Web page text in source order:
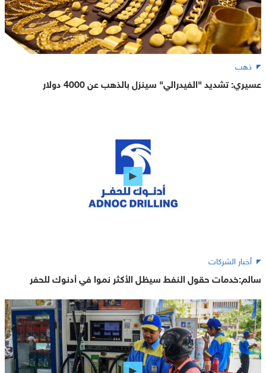
ذهب
عسيري: تشديد "الفيدرالي" سينزل بالذهب عن 4000 دولار
أخبار الشركات
سالم:خدمات حقول النفط سيظل الأكثر نموا في أدنوك للحفر